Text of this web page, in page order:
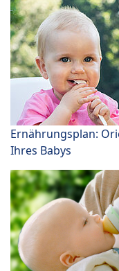
Ernährungsplan:
Ihres Babys